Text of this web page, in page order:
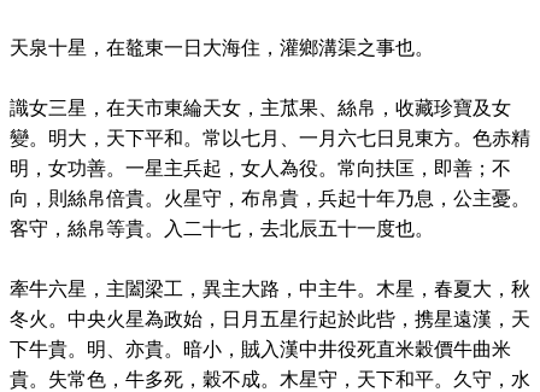
天泉十星，在鼇東一日大海住，灌鄉溝渠之事也。
識女三星，在天市東綸天女，主苽果、絲帛，收藏珍寶及女
變。明大，天下平和。常以七月、一月六七日見東方。色赤精
明，女功善。一星主兵起，女人為役。常向扶匡，即善；不
向，則絲帛倍貴。火星守，布帛貴，兵起十年乃息，公主憂。
客守，絲帛等貴。入二十七，去北辰五十一度也。
牽牛六星，主闔梁工，異主大路，中主牛。木星，春夏大，秋
冬火。中央火星為政始，日月五星行起於此呰，携星遠漢，天
下牛貴。明、亦貴。暗小，賊入漢中井役死直米穀價牛曲米
貴。失常色，牛多死，穀不成。木星守，天下和平。久守，水